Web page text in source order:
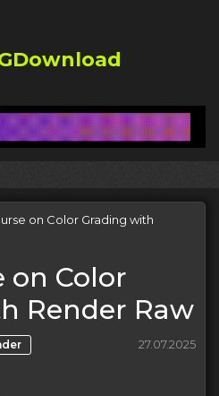
on Color Grading with
on Color
Render Raw
27.07.2025